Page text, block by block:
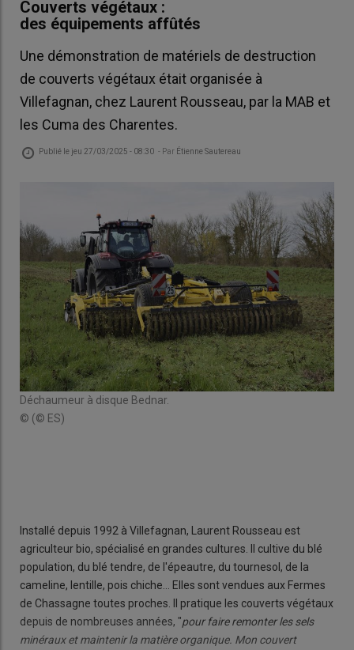
Couverts végétaux :
des équipements affûtés
Une démonstration de matériels de destruction
de couverts végétaux était organisée à
Villefagnan, chez Laurent Rousseau, par la MAB et
les Cuma des Charentes.
Publié le jeu 27/03/2025 - 08:30 - Par Étienne Sautereau
Déchaumeur à disque Bednar.
© (© ES)
Installé depuis 1992 à Villefagnan, Laurent Rousseau est
agriculteur bio, spécialisé en grandes cultures. Il cultive du blé
population, du blé tendre, de l'épeautre, du tournesol, de la
cameline, lentille, pois chiche... Elles sont vendues aux Fermes
de Chassagne toutes proches. Il pratique les couverts végétaux
depuis de nombreuses années, "pour faire remonter les sels
minéraux et maintenir la matière organique. Mon couvert